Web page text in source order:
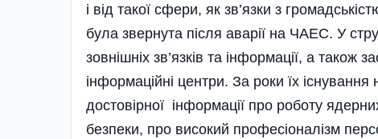
і від такої сфери, як зв’язки з
була звернута після аварії на ЧАЕС. У
зовнішніх зв’язків та інформації, а також
інформаційні центри. За роки їх
достовірної інформації про роботу
безпеки, про високий професіоналізм